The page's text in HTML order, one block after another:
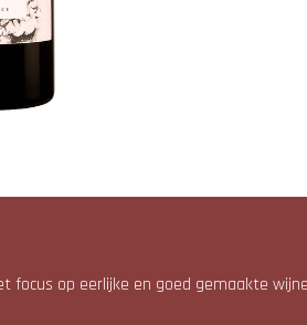
focus op eerlijke en goed gemaakte